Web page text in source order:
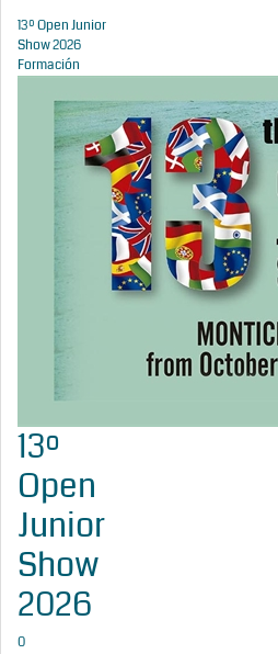
13º Open Junior
Show 2026
Formación
13º
Open
Junior
Show
2026
0